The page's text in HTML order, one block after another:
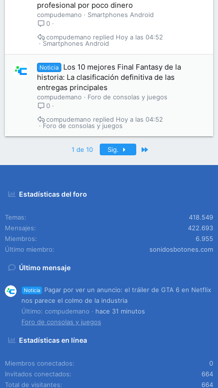
profesional por poco dinero
compudemano
Smartphones Android
0
Smartphones Android
Hoy a las 04:52
compudemano
Noticia
Los 10 mejores Final Fantasy de la
historia: La clasificación definitiva de las
entregas principales
compudemano
Foro de consolas y juegos
0
Foro de consolas y juegos
Hoy a las 04:52
compudemano
1 de 10 Sig.
Estadísticas del foro
Temas
418.549
Mensajes
422.693
Miembros
6.955
Último miembro
sonidosbotones.com
Último mensaje
Noticia
Pagar por ver un anuncio: el tráiler de GTA 6 en Netflix
nos parece el colmo de la industria
Último: compudemano
hace 31 minutos
Foro de consolas y juegos
Estadísticas en línea
Miembros conectados
0
Invitados conectados
664
Total de visitantes
664